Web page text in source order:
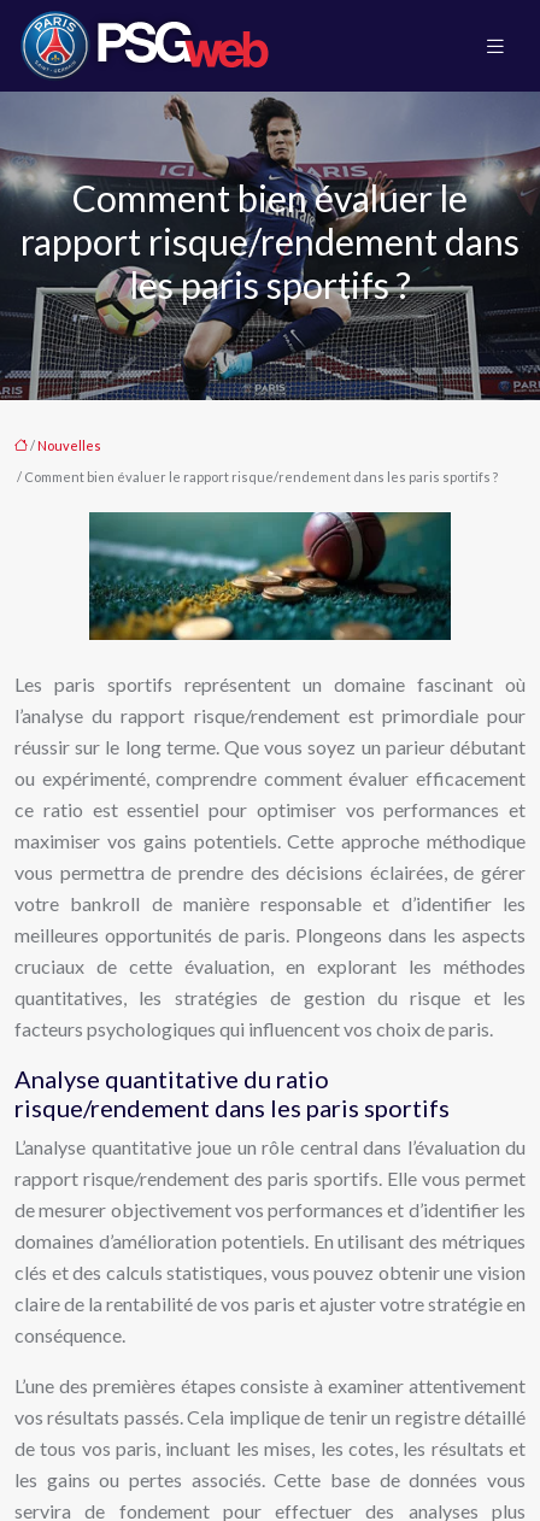
Comment bien évaluer le
rapport risque/rendement dans
les paris sportifs ?
/Nouvelles
/ Comment bien évaluer le rapport risque/rendement dans les paris sportifs ?
Les paris sportifs représentent un domaine fascinant où
l’analyse du rapport risque/rendement est primordiale pour
réussir sur le long terme. Que vous soyez un parieur débutant
ou expérimenté, comprendre comment évaluer efficacement
ce ratio est essentiel pour optimiser vos performances et
maximiser vos gains potentiels. Cette approche méthodique
vous permettra de prendre des décisions éclairées, de gérer
votre bankroll de manière responsable et d’identifier les
meilleures opportunités de paris. Plongeons dans les aspects
cruciaux de cette évaluation, en explorant les méthodes
quantitatives, les stratégies de gestion du risque et les
facteurs psychologiques qui influencent vos choix de paris.
Analyse quantitative du ratio
risque/rendement dans les paris sportifs
L’analyse quantitative joue un rôle central dans l’évaluation du
rapport risque/rendement des paris sportifs. Elle vous permet
de mesurer objectivement vos performances et d’identifier les
domaines d’amélioration potentiels. En utilisant des métriques
clés et des calculs statistiques, vous pouvez obtenir une vision
claire de la rentabilité de vos paris et ajuster votre stratégie en
conséquence.
L’une des premières étapes consiste à examiner attentivement
vos résultats passés. Cela implique de tenir un registre détaillé
de tous vos paris, incluant les mises, les cotes, les résultats et
les gains ou pertes associés. Cette base de données vous
servira de fondement pour effectuer des analyses plus